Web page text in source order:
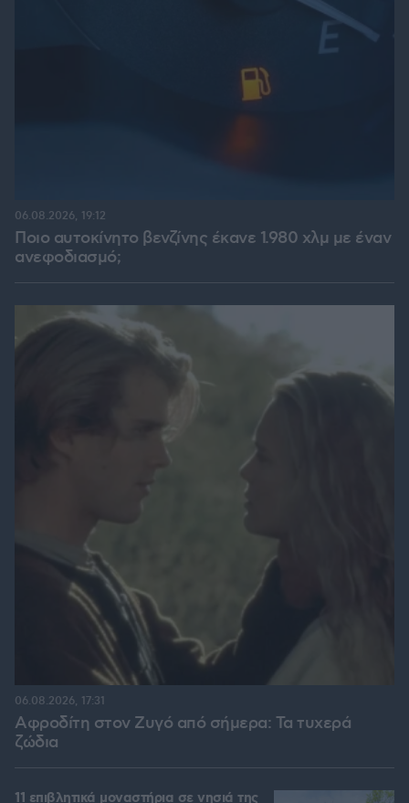
Ποιο αυτοκίνητο βενζίνης έκανε 1.980 χλμ με έναν
ανεφοδιασμό;
06.08.2026, 19:12
Αφροδίτη στον Ζυγό από σήμερα: Τα τυχερά
ζώδια
06.08.2026, 17:31
11 επιβλητικά μοναστήρια σε νησιά της